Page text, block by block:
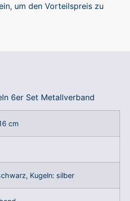
um den Vorteilspreis zu
6er Set Metallverband
cm
Kugeln: silber